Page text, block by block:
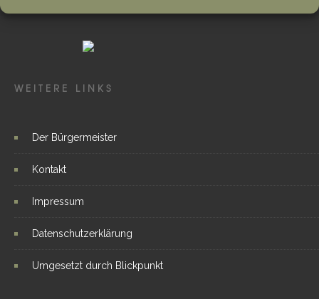
WEITERE LINKS
Der Bürgermeister
Kontakt
Impressum
Datenschutzerklärung
Umgesetzt durch Blickpunkt